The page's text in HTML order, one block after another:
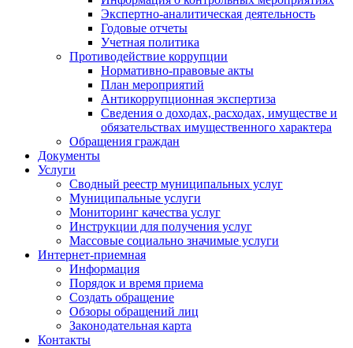
Экспертно-аналитическая деятельность
Годовые отчеты
Учетная политика
Противодействие коррупции
Нормативно-правовые акты
План мероприятий
Антикоррупционная экспертиза
Сведения о доходах, расходах, имуществе и
обязательствах имущественного характера
Обращения граждан
Документы
Услуги
Сводный реестр муниципальных услуг
Муниципальные услуги
Мониторинг качества услуг
Инструкции для получения услуг
Массовые социально значимые услуги
Интернет-приемная
Информация
Порядок и время приема
Создать обращение
Обзоры обращений лиц
Законодательная карта
Контакты